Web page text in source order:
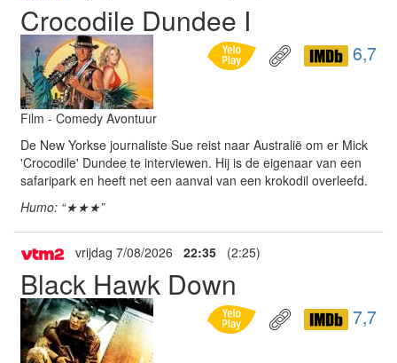
Crocodile Dundee I
6,7
Film - Comedy Avontuur
De New Yorkse journaliste Sue reist naar Australië om er Mick
'Crocodile' Dundee te interviewen. Hij is de eigenaar van een
safaripark en heeft net een aanval van een krokodil overleefd.
Humo: “★★★”
vrijdag 7/08/2026 22:35 (2:25)
Black Hawk Down
7,7